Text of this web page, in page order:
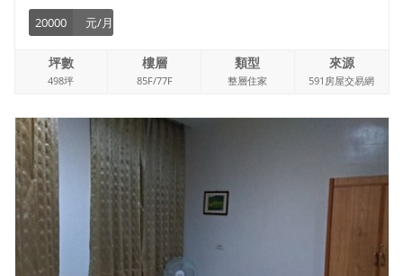
20000
元/月
坪數
498坪
樓層
85F/77F
類型
整層住家
來源
591房屋交易網